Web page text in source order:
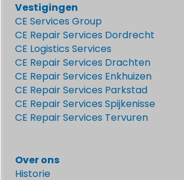
Vestigingen
CE Services Group
CE Repair Services Dordrecht
CE Logistics Services
CE Repair Services Drachten
CE Repair Services Enkhuizen
CE Repair Services Parkstad
CE Repair Services Spijkenisse
CE Repair Services Tervuren
Over ons
Historie